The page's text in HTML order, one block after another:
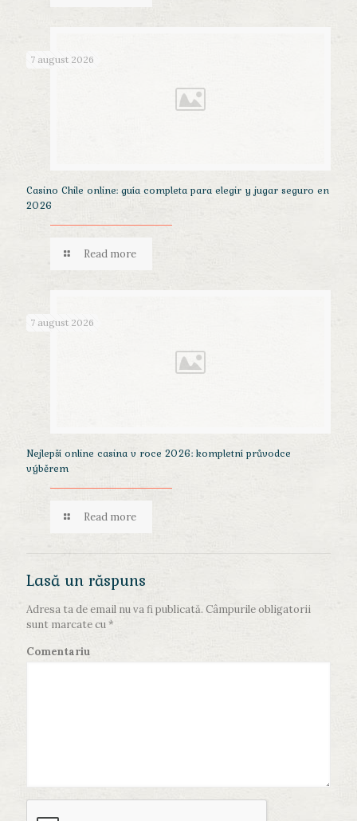
7 august 2026
Casino Chile online: guía completa para elegir y jugar seguro en
2026
Read more
7 august 2026
Nejlepší online casina v roce 2026: kompletní průvodce
výběrem
Read more
Lasă un răspuns
Adresa ta de email nu va fi publicată. Câmpurile obligatorii
sunt marcate cu*
Comentariu